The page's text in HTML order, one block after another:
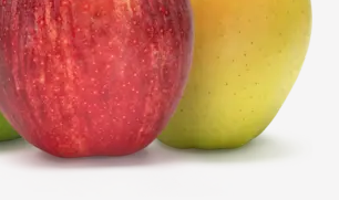
Es